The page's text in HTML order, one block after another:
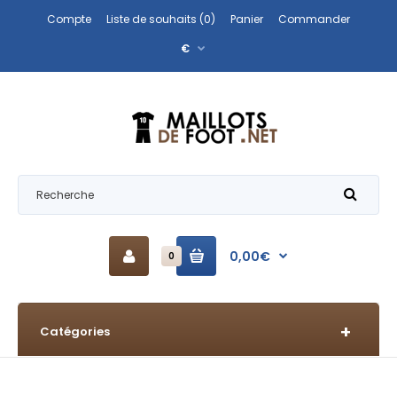
Compte Liste de souhaits (0) Panier
Commander
€
0 0,00€
Catégories